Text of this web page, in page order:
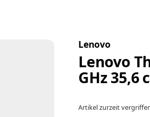
Lenovo
Lenovo
GHz 35,6
Artikel zurzeit